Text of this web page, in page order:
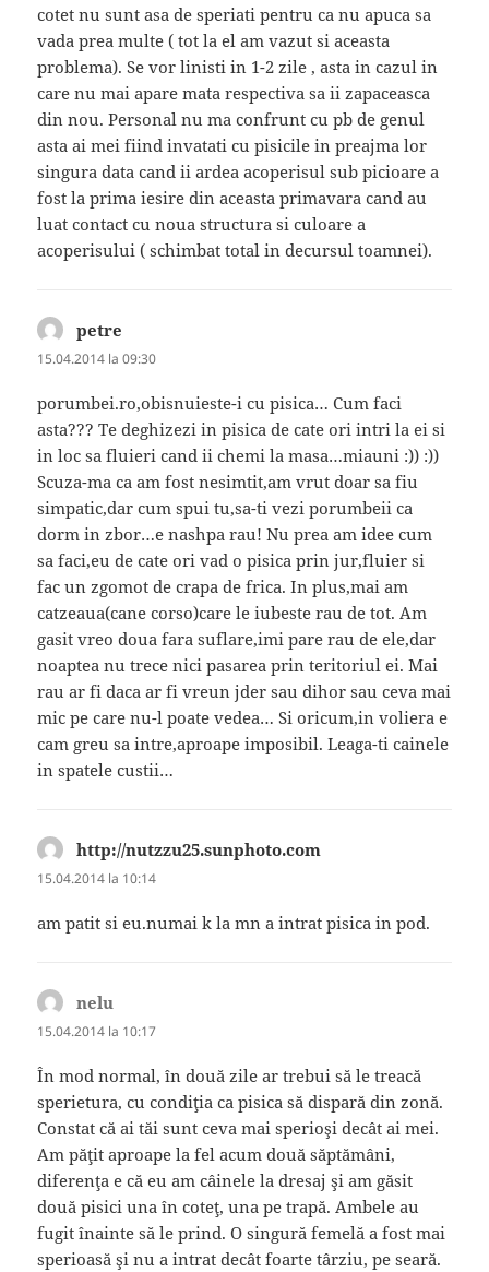
cotet nu sunt asa de speriati pentru ca nu apuca sa
vada prea multe ( tot la el am vazut si aceasta
problema). Se vor linisti in 1-2 zile , asta in cazul in
care nu mai apare mata respectiva sa ii zapaceasca
din nou. Personal nu ma confrunt cu pb de genul
asta ai mei fiind invatati cu pisicile in preajma lor
singura data cand ii ardea acoperisul sub picioare a
fost la prima iesire din aceasta primavara cand au
luat contact cu noua structura si culoare a
acoperisului ( schimbat total in decursul toamnei).
petre
15.04.2014 la 09:30
porumbei.ro,obisnuieste-i cu pisica… Cum faci
asta??? Te deghizezi in pisica de cate ori intri la ei si
in loc sa fluieri cand ii chemi la masa…miauni :)) :))
Scuza-ma ca am fost nesimtit,am vrut doar sa fiu
simpatic,dar cum spui tu,sa-ti vezi porumbeii ca
dorm in zbor…e nashpa rau! Nu prea am idee cum
sa faci,eu de cate ori vad o pisica prin jur,fluier si
fac un zgomot de crapa de frica. In plus,mai am
catzeaua(cane corso)care le iubeste rau de tot. Am
gasit vreo doua fara suflare,imi pare rau de ele,dar
noaptea nu trece nici pasarea prin teritoriul ei. Mai
rau ar fi daca ar fi vreun jder sau dihor sau ceva mai
mic pe care nu-l poate vedea… Si oricum,in voliera e
cam greu sa intre,aproape imposibil. Leaga-ti cainele
in spatele custii…
http://nutzzu25.sunphoto.com
15.04.2014 la 10:14
am patit si eu.numai k la mn a intrat pisica in pod.
nelu
15.04.2014 la 10:17
În mod normal, în două zile ar trebui să le treacă
sperietura, cu condiţia ca pisica să dispară din zonă.
Constat că ai tăi sunt ceva mai sperioşi decât ai mei.
Am păţit aproape la fel acum două săptămâni,
diferenţa e că eu am câinele la dresaj şi am găsit
două pisici una în coteţ, una pe trapă. Ambele au
fugit înainte să le prind. O singură femelă a fost mai
sperioasă şi nu a intrat decât foarte târziu, pe seară.